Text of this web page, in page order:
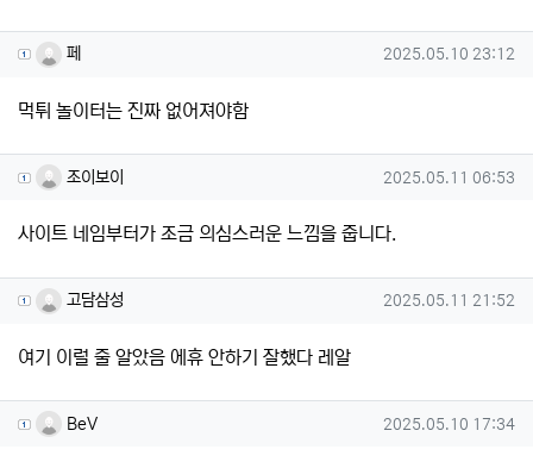
페님의 댓글
페 작성일
2025.05.10 23:12
먹튀 놀이터는 진짜 없어져야함
조이보이님의 댓글
조이보이 작성일
2025.05.11 06:53
사이트 네임부터가 조금 의심스러운 느낌을 줍니다.
고담삼성님의 댓글
고담삼성 작성일
2025.05.11 21:52
여기 이럴 줄 알았음 에휴 안하기 잘했다 레알
BeV님의 댓글
BeV 작성일
2025.05.10 17:34